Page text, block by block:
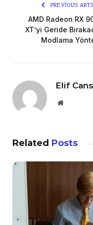
PREVIOUS
AMD Radeon RX
XT’yi Geride
Modlama
Elif
Website
Related Posts